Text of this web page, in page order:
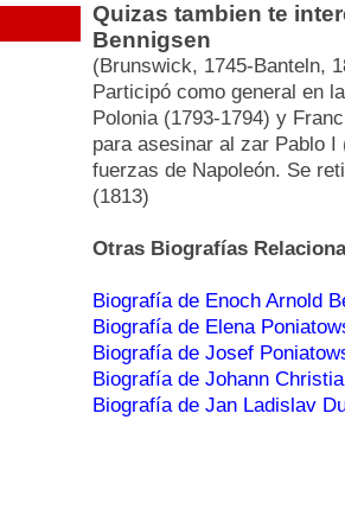
Quizas tambien te
Bennigsen
(Brunswick, 1745-Banteln,
Participó como general en
Polonia (1793-1794) y
para asesinar al zar Pablo
fuerzas de Napoleón. Se
(1813)
Otras Biografías
Biografía de Enoch Arnold
Biografía de Elena
Biografía de Josef
Biografía de Johann
Biografía de Jan Ladislav